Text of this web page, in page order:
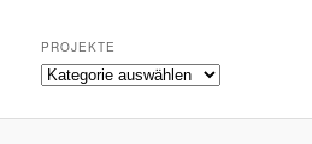
PROJEKTE
Projekte